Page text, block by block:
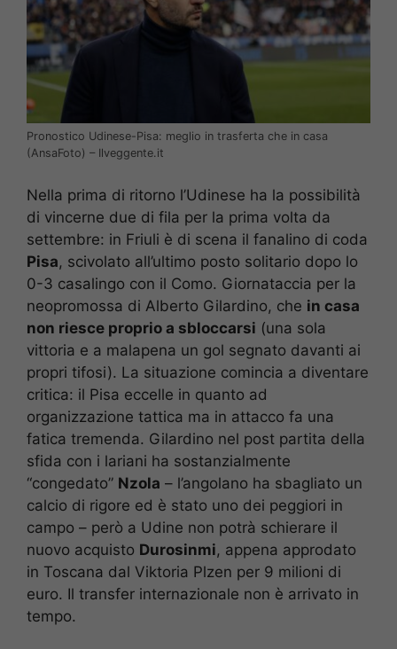
Pronostico Udinese-Pisa: meglio in trasferta che in casa
(AnsaFoto) – Ilveggente.it
Nella prima di ritorno l’Udinese ha la possibilità
di vincerne due di fila per la prima volta da
settembre: in Friuli è di scena il fanalino di coda
Pisa, scivolato all’ultimo posto solitario dopo lo
0-3 casalingo con il Como. Giornataccia per la
neopromossa di Alberto Gilardino, che in casa
non riesce proprio a sbloccarsi (una sola
vittoria e a malapena un gol segnato davanti ai
propri tifosi). La situazione comincia a diventare
critica: il Pisa eccelle in quanto ad
organizzazione tattica ma in attacco fa una
fatica tremenda. Gilardino nel post partita della
sfida con i lariani ha sostanzialmente
“congedato” Nzola – l’angolano ha sbagliato un
calcio di rigore ed è stato uno dei peggiori in
campo – però a Udine non potrà schierare il
nuovo acquisto Durosinmi, appena approdato
in Toscana dal Viktoria Plzen per 9 milioni di
euro. Il transfer internazionale non è arrivato in
tempo.